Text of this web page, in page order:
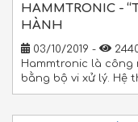
HAMMTRONIC -
HÀNH
03/10/2019 -
Hammtronic là công
bằng bộ vi xử lý. Hệ